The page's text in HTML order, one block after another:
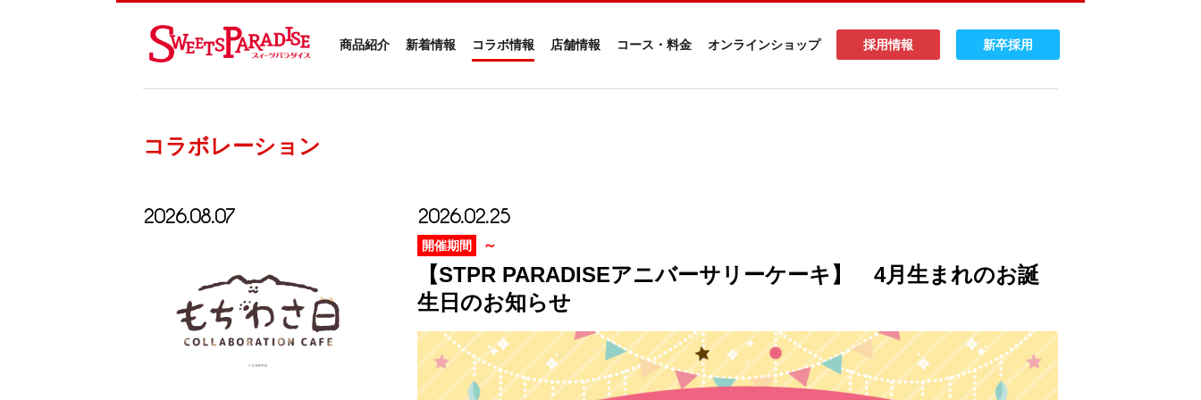
商品紹介 新着情報 コラボ情報 店舗情報 コース・料金 オンラインショップ 採用情報 新卒採用
コラボレーション
2026.08.07 2026.02.25
開催期間 ～
【STPR PARADISEアニバーサリーケーキ】 4月生まれのお誕
生日のお知らせ